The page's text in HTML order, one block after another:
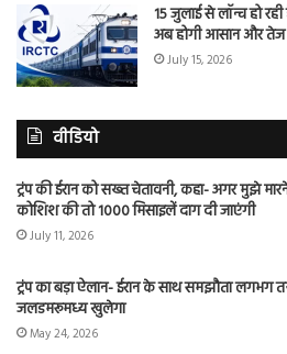
15 जुलाई से लॉन्च हो
अब होगी आसान और तेज
July 15, 2026
वीडियो
ट्रंप की ईरान को सख्त चेतावनी, कहा- अगर मुझे
कोशिश की तो 1000 मिसाइलें दाग दी जाएंगी
July 11, 2026
ट्रंप का बड़ा ऐलान- ईरान के साथ समझौता लगभग
जलडमरूमध्य खुलेगा
May 24, 2026